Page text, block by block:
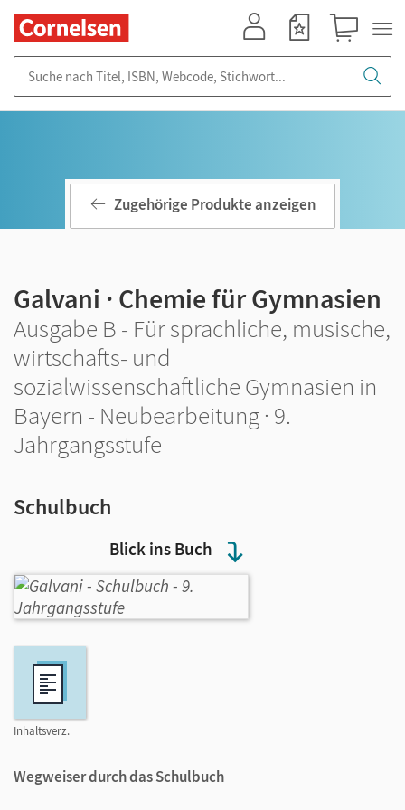
Blick ins Buch
Inhaltsverz.
Zugehörige Produkte anzeigen
Galvani · Chemie für Gymnasien
Ausgabe B - Für sprachliche, musische,
wirtschafts- und
sozialwissenschaftliche Gymnasien in
Bayern - Neubearbeitung · 9.
Jahrgangsstufe
Schulbuch
Wegweiser durch das Schulbuch